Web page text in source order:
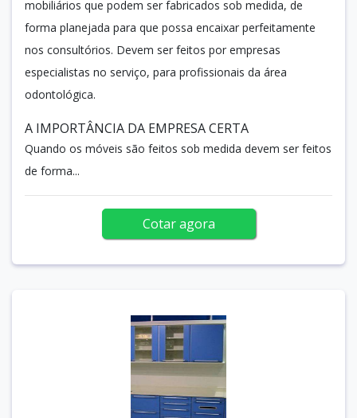
mobiliários que podem ser fabricados sob medida, de
forma planejada para que possa encaixar perfeitamente
nos consultórios. Devem ser feitos por empresas
especialistas no serviço, para profissionais da área
odontológica.
A IMPORTÂNCIA DA EMPRESA CERTA
Quando os móveis são feitos sob medida devem ser feitos
de forma...
Cotar agora